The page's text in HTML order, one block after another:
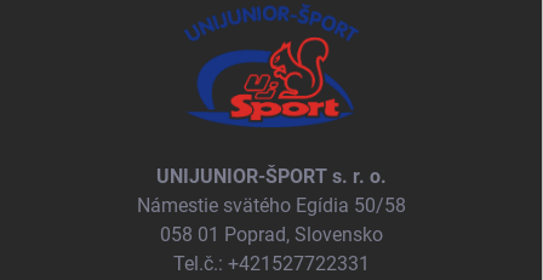
UNIJUNIOR-ŠPORT s. r. o.
Námestie svätého Egídia 50/58
058 01 Poprad, Slovensko
Tel.č.: +421527722331